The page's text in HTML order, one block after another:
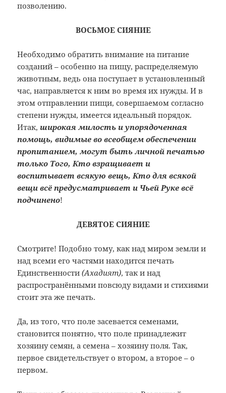
позволению.
ВОСЬМОЕ СИЯНИЕ
Необходимо обратить внимание на питание
созданий – особенно на пищу, распределяемую
животным, ведь она поступает в установленный
час, направляется к ним во время их нужды. И в
этом отправлении пищи, совершаемом согласно
степени нужды, имеется идеальный порядок.
Итак, широкая милость и упорядоченная
помощь, видимые во всеобщем обеспечении
пропитанием, могут быть личной печатью
только Того, Кто взращивает и
воспитывает всякую вещь, Кто для всякой
вещи всё предусматривает и Чьей Руке всё
подчинено!
ДЕВЯТОЕ СИЯНИЕ
Смотрите! Подобно тому, как над миром земли и
над всеми его частями находится печать
Единственности (Ахадият), так и над
распространёнными повсюду видами и стихиями
стоит эта же печать.
Да, из того, что поле засевается семенами,
становится понятно, что поле принадлежит
хозяину семян, а семена – хозяину поля. Так,
первое свидетельствует о втором, а второе – о
первом.